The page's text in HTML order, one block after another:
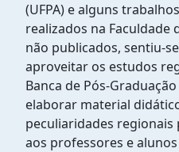
(UFPA) e alguns
realizados na Faculdade
não publicados, sentiu-
aproveitar os estudos
Banca de Pós-
elaborar material
peculiaridades
aos professores e